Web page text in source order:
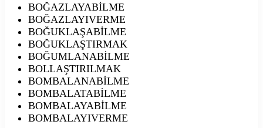
BOĞAZLAYABİLME
BOĞAZLAYIVERME
BOĞUKLAŞABİLME
BOĞUKLAŞTIRMAK
BOĞUMLANABİLME
BOLLAŞTIRILMAK
BOMBALANABİLME
BOMBALATABİLME
BOMBALAYABİLME
BOMBALAYIVERME